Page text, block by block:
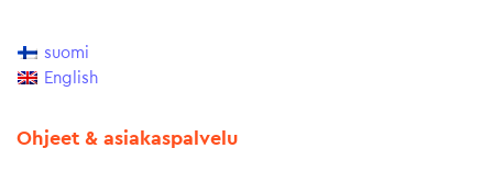
suomi
English
Ohjeet & asiakaspalvelu